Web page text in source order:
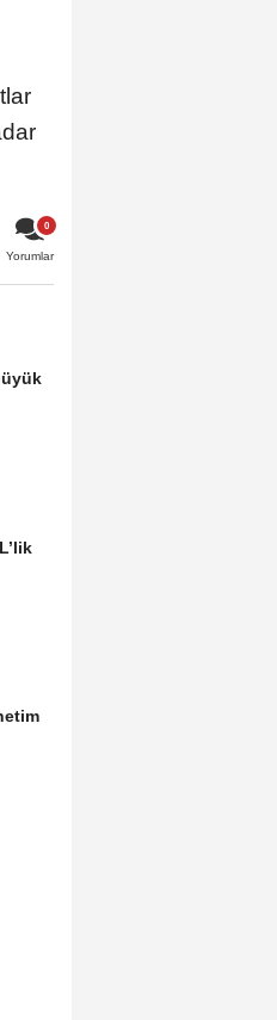
Yorumlar